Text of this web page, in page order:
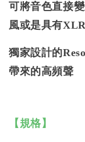
可將音色直接
風或是具有
獨家設計的
帶來的高頻
【規格】